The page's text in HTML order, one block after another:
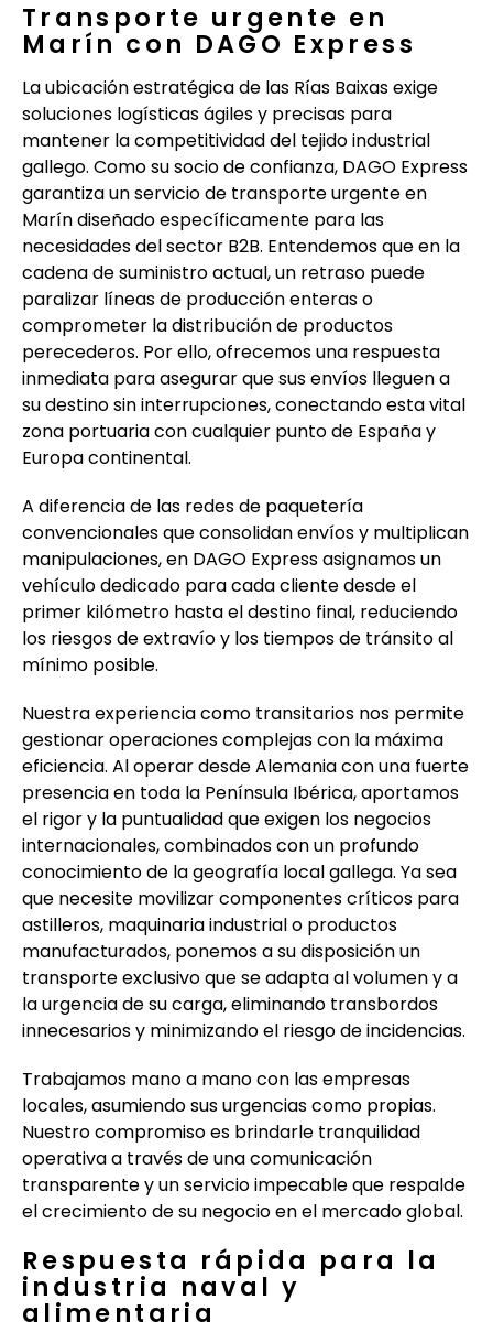
Transporte urgente en
Marín con DAGO Express
La ubicación estratégica de las Rías Baixas exige
soluciones logísticas ágiles y precisas para
mantener la competitividad del tejido industrial
gallego. Como su socio de confianza, DAGO Express
garantiza un servicio de transporte urgente en
Marín diseñado específicamente para las
necesidades del sector B2B. Entendemos que en la
cadena de suministro actual, un retraso puede
paralizar líneas de producción enteras o
comprometer la distribución de productos
perecederos. Por ello, ofrecemos una respuesta
inmediata para asegurar que sus envíos lleguen a
su destino sin interrupciones, conectando esta vital
zona portuaria con cualquier punto de España y
Europa continental.
A diferencia de las redes de paquetería
convencionales que consolidan envíos y multiplican
manipulaciones, en DAGO Express asignamos un
vehículo dedicado para cada cliente desde el
primer kilómetro hasta el destino final, reduciendo
los riesgos de extravío y los tiempos de tránsito al
mínimo posible.
Nuestra experiencia como transitarios nos permite
gestionar operaciones complejas con la máxima
eficiencia. Al operar desde Alemania con una fuerte
presencia en toda la Península Ibérica, aportamos
el rigor y la puntualidad que exigen los negocios
internacionales, combinados con un profundo
conocimiento de la geografía local gallega. Ya sea
que necesite movilizar componentes críticos para
astilleros, maquinaria industrial o productos
manufacturados, ponemos a su disposición un
transporte exclusivo que se adapta al volumen y a
la urgencia de su carga, eliminando transbordos
innecesarios y minimizando el riesgo de incidencias.
Trabajamos mano a mano con las empresas
locales, asumiendo sus urgencias como propias.
Nuestro compromiso es brindarle tranquilidad
operativa a través de una comunicación
transparente y un servicio impecable que respalde
el crecimiento de su negocio en el mercado global.
Respuesta rápida para la
industria naval y
alimentaria